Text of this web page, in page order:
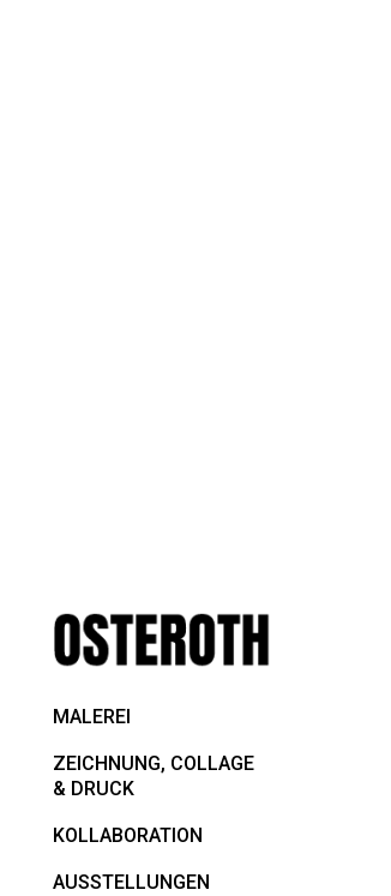
MALEREI
ZEICHNUNG, COLLAGE
& DRUCK
KOLLABORATION
AUSSTELLUNGEN